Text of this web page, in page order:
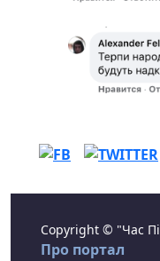
Copyright © "Час
Про портал